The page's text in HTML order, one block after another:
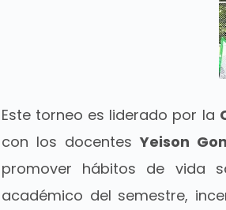
Este torneo es liderado por la
con los docentesYeison
promover hábitos de vida
académico del semestre,